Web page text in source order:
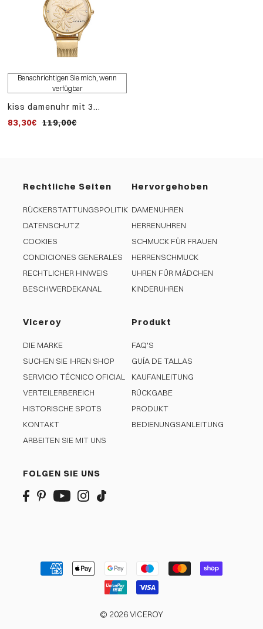
Benachrichtigen Sie mich, wenn
verfügbar
kiss damenuhr mit 3
stahl und milanaise-netz
83,30€ 119,00€
Rechtliche Seiten
RÜCKERSTATTUNGSPOLITIK
DATENSCHUTZ
COOKIES
CONDICIONES GENERALES
RECHTLICHER HINWEIS
BESCHWERDEKANAL
Hervorgehoben
DAMENUHREN
HERRENUHREN
SCHMUCK FÜR FRAUEN
HERRENSCHMUCK
UHREN FÜR MÄDCHEN
KINDERUHREN
Viceroy
DIE MARKE
SUCHEN SIE IHREN SHOP
SERVICIO TÉCNICO OFICIAL
VERTEILERBEREICH
HISTORISCHE SPOTS
KONTAKT
ARBEITEN SIE MIT UNS
Produkt
FAQ'S
GUÍA DE TALLAS
KAUFANLEITUNG
RÜCKGABE
PRODUKT
BEDIENUNGSANLEITUNG
FOLGEN SIE UNS
© 2026 VICEROY